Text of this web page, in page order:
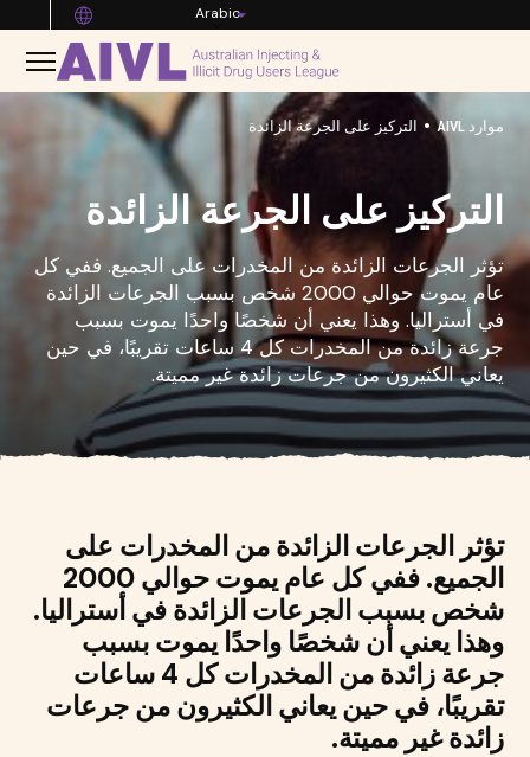
Arabic
موارد AIVL • التركيز على الجرعة الزائدة
التركيز على الجرعة الزائدة
تؤثر الجرعات الزائدة من المخدرات على الجميع. ففي كل
عام يموت حوالي 2000 شخص بسبب الجرعات الزائدة
في أستراليا. وهذا يعني أن شخصًا واحدًا يموت بسبب
جرعة زائدة من المخدرات كل 4 ساعات تقريبًا، في حين
يعاني الكثيرون من جرعات زائدة غير مميتة.
تؤثر الجرعات الزائدة من المخدرات على
الجميع. ففي كل عام يموت حوالي 2000
شخص بسبب الجرعات الزائدة في أستراليا.
وهذا يعني أن شخصًا واحدًا يموت بسبب
جرعة زائدة من المخدرات كل 4 ساعات
تقريبًا، في حين يعاني الكثيرون من جرعات
زائدة غير مميتة.